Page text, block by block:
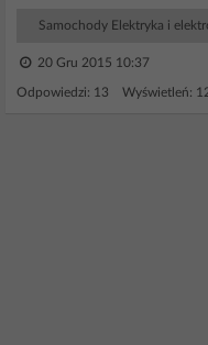
Samochody Elektryka i
20 Gru 2015 10:37
Odpowiedzi: 13 Wyświetleń: